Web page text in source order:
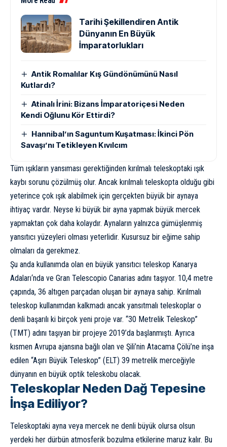
Tarihi Şekillendiren Antik
Dünyanın En Büyük
İmparatorlukları
Antik Romalılar Kış Gündönümünü Nasıl
Kutlardı?
Atinalı İrini: Bizans İmparatoriçesi Neden
Kendi Oğlunu Kör Ettirdi?
Hannibal’ın Saguntum Kuşatması: İkinci Pön
Savaşı’nı Tetikleyen Kıvılcım
Tüm ışıkların yansıması gerektiğinden kırılmalı teleskoptaki ışık
kaybı sorunu çözülmüş olur. Ancak kırılmalı teleskopta olduğu gibi
yeterince çok ışık alabilmek için gerçekten büyük bir aynaya
ihtiyaç vardır. Neyse ki büyük bir ayna yapmak büyük mercek
yapmaktan çok daha kolaydır. Aynaların yalnızca gümüşlenmiş
yansıtıcı yüzeyleri olması yeterlidir. Kusursuz bir eğime sahip
olmaları da gerekmez.
Şu anda kullanımda olan en büyük yansıtıcı teleskop Kanarya
Adaları‘nda ve Gran Telescopio Canarias adını taşıyor. 10,4 metre
çapında, 36 altıgen parçadan oluşan bir aynaya sahip. Kırılmalı
teleskop kullanımdan kalkmadı ancak yansıtmalı teleskoplar o
denli başarılı ki birçok yeni proje var. “30 Metrelik Teleskop”
(TMT) adını taşıyan bir projeye 2019’da başlanmıştı. Ayrıca
kısmen Avrupa ajansına bağlı olan ve Şili’nin Atacama Çölü’ne inşa
edilen “Aşırı Büyük Teleskop” (ELT) 39 metrelik merceğiyle
dünyanın en büyük optik teleskobu olacak.
Teleskoplar Neden Dağ Tepesine
İnşa Ediliyor?
Teleskoptaki ayna veya mercek ne denli büyük olursa olsun
yerdeki her dürbün atmosferik bozulma etkilerine maruz kalır. Bu